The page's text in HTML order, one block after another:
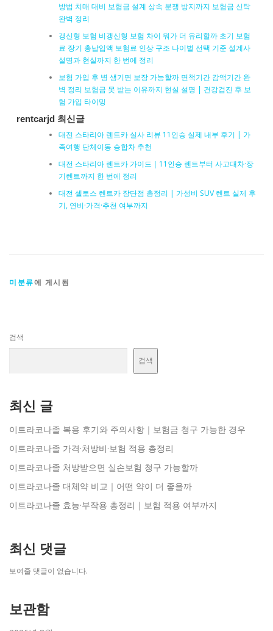
방법 치매 대비 보험금 설계 상속 분쟁 방지까지 보험금 신탁
완벽 정리
갱신형 보험 비갱신형 보험 차이 뭐가 더 유리할까 초기 보험
료 장기 총납입액 보험료 인상 구조 나이별 선택 기준 설계사
설명과 현실까지 한 번에 정리
보험 가입 후 병 생기면 보장 가능할까 면책기간 감액기간 완
벽 정리 보험금 못 받는 이유까지 현실 설명 | 건강검진 후 보
험 가입 타이밍
rentcarjd 최신글
대전 스타리아 렌트카 실사 리뷰 11인승 실제 내부 후기 | 가
족여행 단체이동 승합차 추천
대전 스타리아 렌트카 가이드｜11인승 렌트부터 사고대차·장
기렌트까지 한 번에 정리
대전 셀토스 렌트카 장단점 총정리 | 가성비 SUV 렌트 실제 후
기, 연비·가격·추천 여부까지
미분류에 게시됨
검색
검색
최신 글
이트라코나졸 복용 후기와 주의사항｜보험금 청구 가능한 경우
이트라코나졸 가격·처방비·보험 적용 총정리
이트라코나졸 처방받으면 실손보험 청구 가능할까
이트라코나졸 대체약 비교｜어떤 약이 더 좋을까
이트라코나졸 효능·부작용 총정리｜보험 적용 여부까지
최신 댓글
보여줄 댓글이 없습니다.
보관함